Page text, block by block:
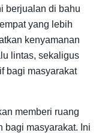
berjualan di bahu
yang lebih
kenyamanan
lintas, sekaligus
bagi masyarakat
memberi ruang
bagi masyarakat. Ini